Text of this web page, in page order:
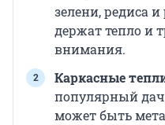
зелени, редиса
держат тепло и
внимания.
Каркасные
популярный
может быть